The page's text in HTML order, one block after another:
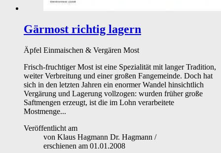
Gärmost richtig lagern
Äpfel Einmaischen & Vergären Most
Frisch-fruchtiger Most ist eine Spezialität mit langer Tradition,
weiter Verbreitung und einer großen Fangemeinde. Doch hat
sich in den letzten Jahren ein enormer Wandel hinsichtlich
Vergärung und Lagerung vollzogen: wurden früher große
Saftmengen erzeugt, ist die im Lohn verarbeitete
Mostmenge...
Veröffentlicht am
von Klaus Hagmann Dr. Hagmann /
erschienen am 01.01.2008